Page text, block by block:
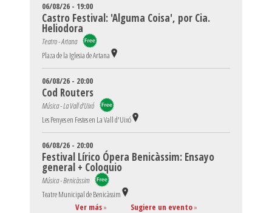
06/08/26 - 19:00
Castro Festival: 'Alguma Coisa', por Cia.
Heliodora
Teatro - Artana
Plaza de la Iglesia de Artana
06/08/26 - 20:00
Cod Routers
Música - La Vall d'Uixó
Les Penyes en Festes en La Vall d'Uixó
06/08/26 - 20:00
Festival Lírico Ópera Benicàssim: Ensayo
general + Coloquio
Música - Benicàssim
Teatre Municipal de Benicàssim
Ver más» Sugiere un evento»